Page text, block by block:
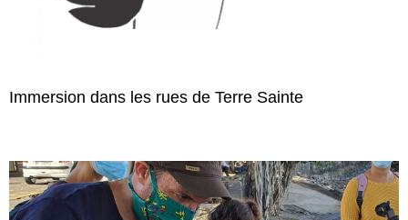
Immersion dans les rues de Terre Sainte